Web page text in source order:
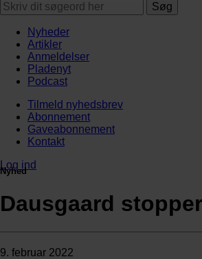
Søg
Nyheder
Artikler
Anmeldelser
Pladenyt
Podcast
Tilmeld nyhedsbrev
Abonnement
Gaveabonnement
Kontakt
Log ind
Nyhed
Dausgaard
9. februar 2022